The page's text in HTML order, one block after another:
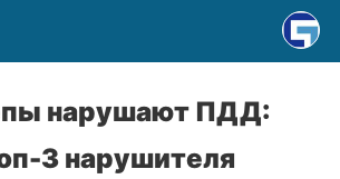
нарушают ПДД:
3 нарушителя